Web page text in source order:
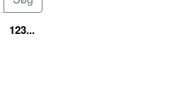
123...